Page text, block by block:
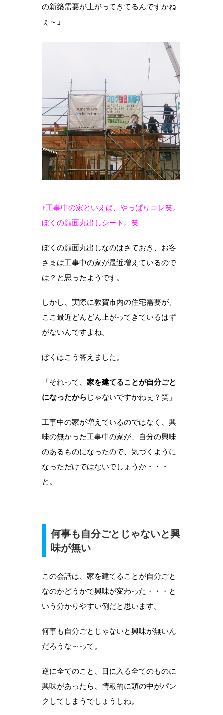
の新築需要が上がってきてるんですかね
ぇ～ 」
↑工事中の家といえば、やっぱりコレ笑。
ぼくの顔面丸出しシート。笑
ぼくの顔面丸出しなのはさておき、お客
さまは工事中の家が最近増えているので
は？と思ったようです。
しかし、実際に敦賀市内の住宅需要が、
ここ最近どんどん上がってきているはず
がないんですよね。
ぼくはこう答えました。
「それって、 家を建てることが自分ごと
になったから じゃないですかねぇ？笑」
工事中の家が増えているのではなく、興
味の無かった工事中の家が、自分の興味
のあるものになったので、気づくように
なっただけではないでしょうか・・・
と。
何事も自分ごとじゃないと興
味が無い
この会話は、家を建てることが自分ごと
なのかどうかで興味が変わった・・・と
いう分かりやすい例だと思います。
何事も自分ごとじゃないと興味が無いん
だろうな～って。
逆に全てのこと、目に入る全てのものに
興味があったら、情報的に頭の中がパン
クしてしまうでしょうしね。